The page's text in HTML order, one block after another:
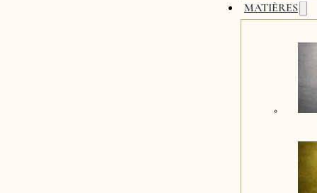
MATIÈRES